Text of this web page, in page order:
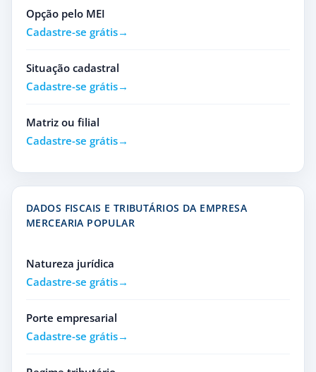
Opção pelo MEI
Cadastre-se grátis
Situação cadastral
Cadastre-se grátis
Matriz ou filial
Cadastre-se grátis
DADOS FISCAIS E TRIBUTÁRIOS DA EMPRESA
MERCEARIA POPULAR
Natureza jurídica
Cadastre-se grátis
Porte empresarial
Cadastre-se grátis